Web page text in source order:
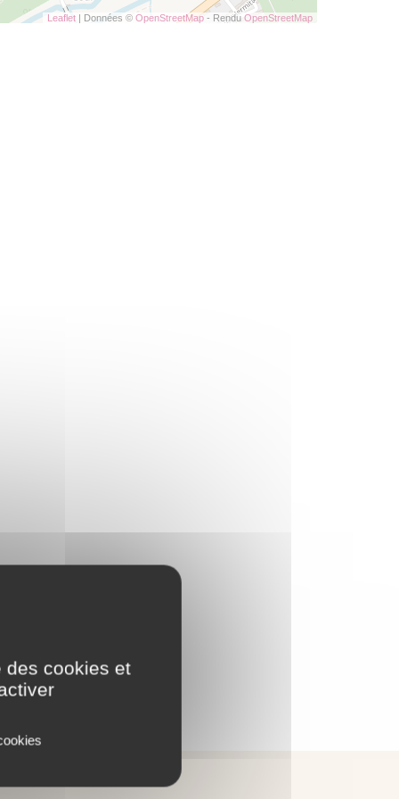
Leaflet | Données © OpenStreetMap - Rendu OpenStreetMap
des cookies et